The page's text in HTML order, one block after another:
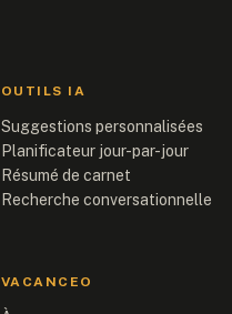
OUTILS IA
Suggestions personnalisées
Planificateur jour-par-jour
Résumé de carnet
Recherche conversationnelle
VACANCEO